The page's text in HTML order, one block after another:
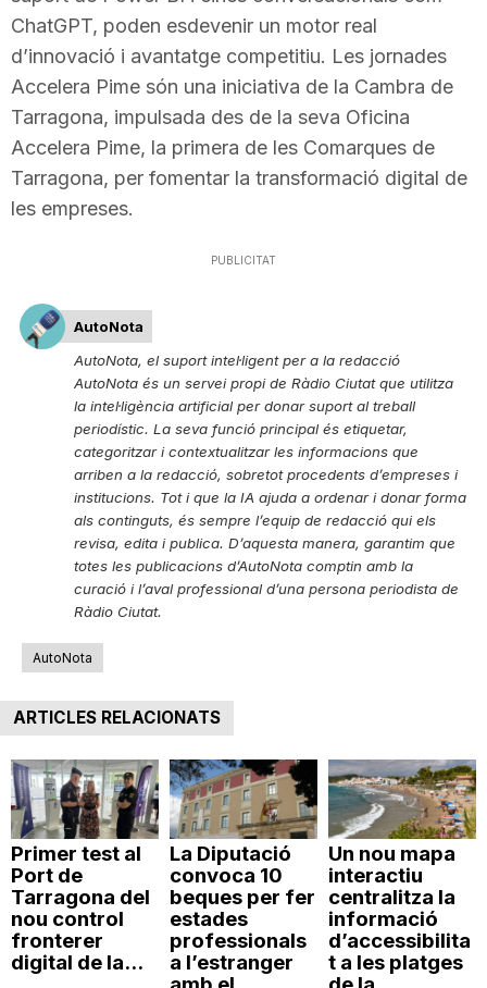
ChatGPT, poden esdevenir un motor real
d’innovació i avantatge competitiu. Les jornades
Accelera Pime són una iniciativa de la Cambra de
Tarragona, impulsada des de la seva Oficina
Accelera Pime, la primera de les Comarques de
Tarragona, per fomentar la transformació digital de
les empreses.
PUBLICITAT
AutoNota
AutoNota, el suport intel·ligent per a la redacció
AutoNota és un servei propi de Ràdio Ciutat que utilitza
la intel·ligència artificial per donar suport al treball
periodístic. La seva funció principal és etiquetar,
categoritzar i contextualitzar les informacions que
arriben a la redacció, sobretot procedents d’empreses i
institucions. Tot i que la IA ajuda a ordenar i donar forma
als continguts, és sempre l’equip de redacció qui els
revisa, edita i publica. D’aquesta manera, garantim que
totes les publicacions d’AutoNota comptin amb la
curació i l’aval professional d’una persona periodista de
Ràdio Ciutat.
AutoNota
ARTICLES RELACIONATS
Primer test al
Port de
Tarragona del
nou control
fronterer
digital de la...
La Diputació
convoca 10
beques per fer
estades
professionals
a l’estranger
Un nou mapa
interactiu
centralitza la
informació
d’accessibilita
t a les platges